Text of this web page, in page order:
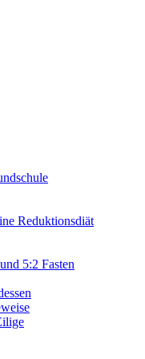
Reduktionsdiät
5:2 Fasten